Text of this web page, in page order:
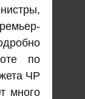
по
ЧР
много